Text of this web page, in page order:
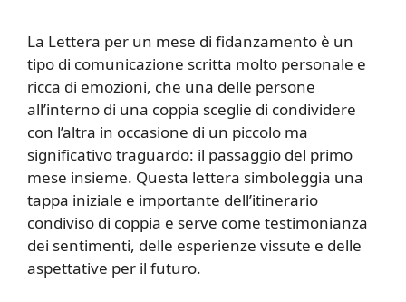
La Lettera per un mese di fidanzamento è un
tipo di comunicazione scritta molto personale e
ricca di emozioni, che una delle persone
all’interno di una coppia sceglie di condividere
con l’altra in occasione di un piccolo ma
significativo traguardo: il passaggio del primo
mese insieme. Questa lettera simboleggia una
tappa iniziale e importante dell’itinerario
condiviso di coppia e serve come testimonianza
dei sentimenti, delle esperienze vissute e delle
aspettative per il futuro.